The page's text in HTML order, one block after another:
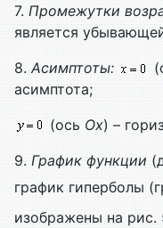
7. Промежутки
является
8. Асимптоты:
асимптота;
(ось Ох) –
9. График функции
график гиперболы
изображены на рис.